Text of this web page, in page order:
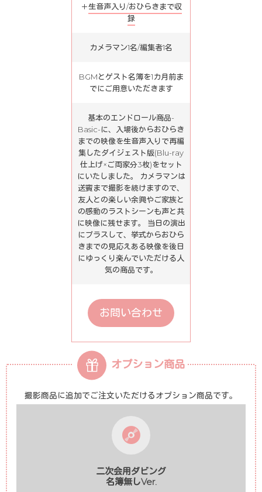
＋生音声入り/おひらきまで収
録
カメラマン1名/編集者1名
BGMとゲスト名簿を1カ月前ま
でにご用意いただきます
基本のエンドロール商品-
Basic-に、入場後からおひらき
までの映像を生音声入りで再編
集したダイジェスト版(Blu-ray
仕上げ×ご両家分3枚)をセット
にいたしました。 カメラマンは
送賓まで撮影を続けますので、
友人との楽しい余興やご家族と
の感動のラストシーンも声と共
に映像に残せます。 当日の演出
にプラスして、挙式からおひら
きまでの見応えある映像を後日
にゆっくり楽んでいただける人
気の商品です。
お問い合わせ
オプション商品
撮影商品に追加でご注文いただけるオプション商品です。
二次会用ダビング
名簿無しVer.